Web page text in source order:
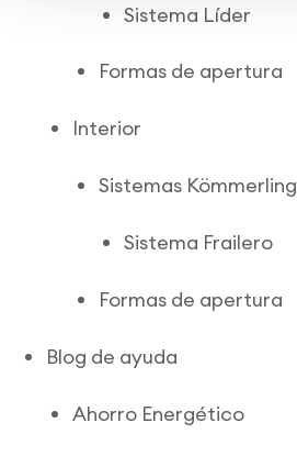
Sistema Líder
Formas de apertura
Interior
Sistemas Kömmerling
Sistema Frailero
Formas de apertura
Blog de ayuda
Ahorro Energético